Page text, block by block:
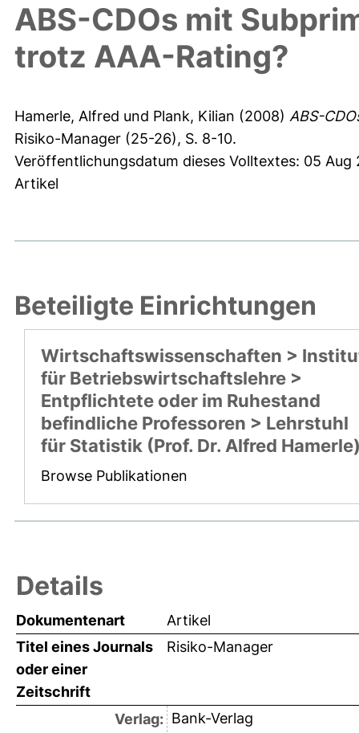
ABS-CDOs mit
trotz AAA-Rating?
Hamerle, Alfred und Plank, Kilian (2008) ABS-
Risiko-Manager (25-26), S. 8-10.
Veröffentlichungsdatum dieses Volltextes: 05 Aug
Artikel
Beteiligte Einrichtungen
Wirtschaftswissenschaften >
für Betriebswirtschaftslehre >
Entpflichtete oder im Ruhestand
befindliche Professoren > Lehrstuhl
für Statistik (Prof. Dr. Alfred
Browse Publikationen
Details
Dokumentenart
Artikel
Titel eines Journals
oder einer
Zeitschrift
Risiko-Manager
Verlag: Bank-Verlag